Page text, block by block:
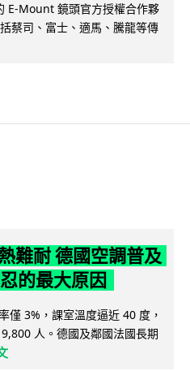
E-Mount 鏡頭官方授權合作夥
蔡司、富士、適馬、騰龍等傳
難耐 德國空調普及
的最大原因
僅 3%，課室溫度逼近 40 度，
人。德國及鄰國法國長期